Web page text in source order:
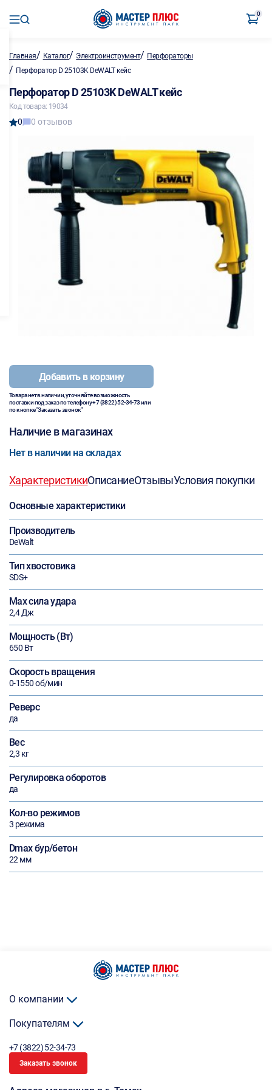
0
Главная/ Каталог/ Электроинструмент/ Перфораторы
/ Перфоратор D 25103K DeWALT кейс
Перфоратор D 25103K DeWALT кейс
Код товара: 19034
0 0 отзывов
Добавить в корзину
Товара нет в наличии, уточняйте возможность
поставки под заказ по телефону+7 (3822) 52-34-73или
по кнопке "Заказать звонок"
Наличие в магазинах
Нет в наличии на складах
ХарактеристикиОписаниеОтзывыУсловия покупки
Основные характеристики
Производитель
DeWalt
Тип хвостовика
SDS+
Max сила удара
2,4 Дж
Мощность (Вт)
650 Вт
Скорость вращения
0-1550 об/мин
Реверс
да
Вес
2,3 кг
Регулировка оборотов
да
Кол-во режимов
3 режима
Dmax бур/бетон
22 мм
О компании
Покупателям
+7 (3822) 52-34-73
Заказать звонок